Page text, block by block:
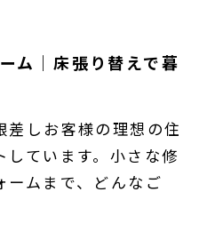
ム｜床張り替えで暮
差しお客様の理想の住
ています。小さな修
ムまで、どんなご